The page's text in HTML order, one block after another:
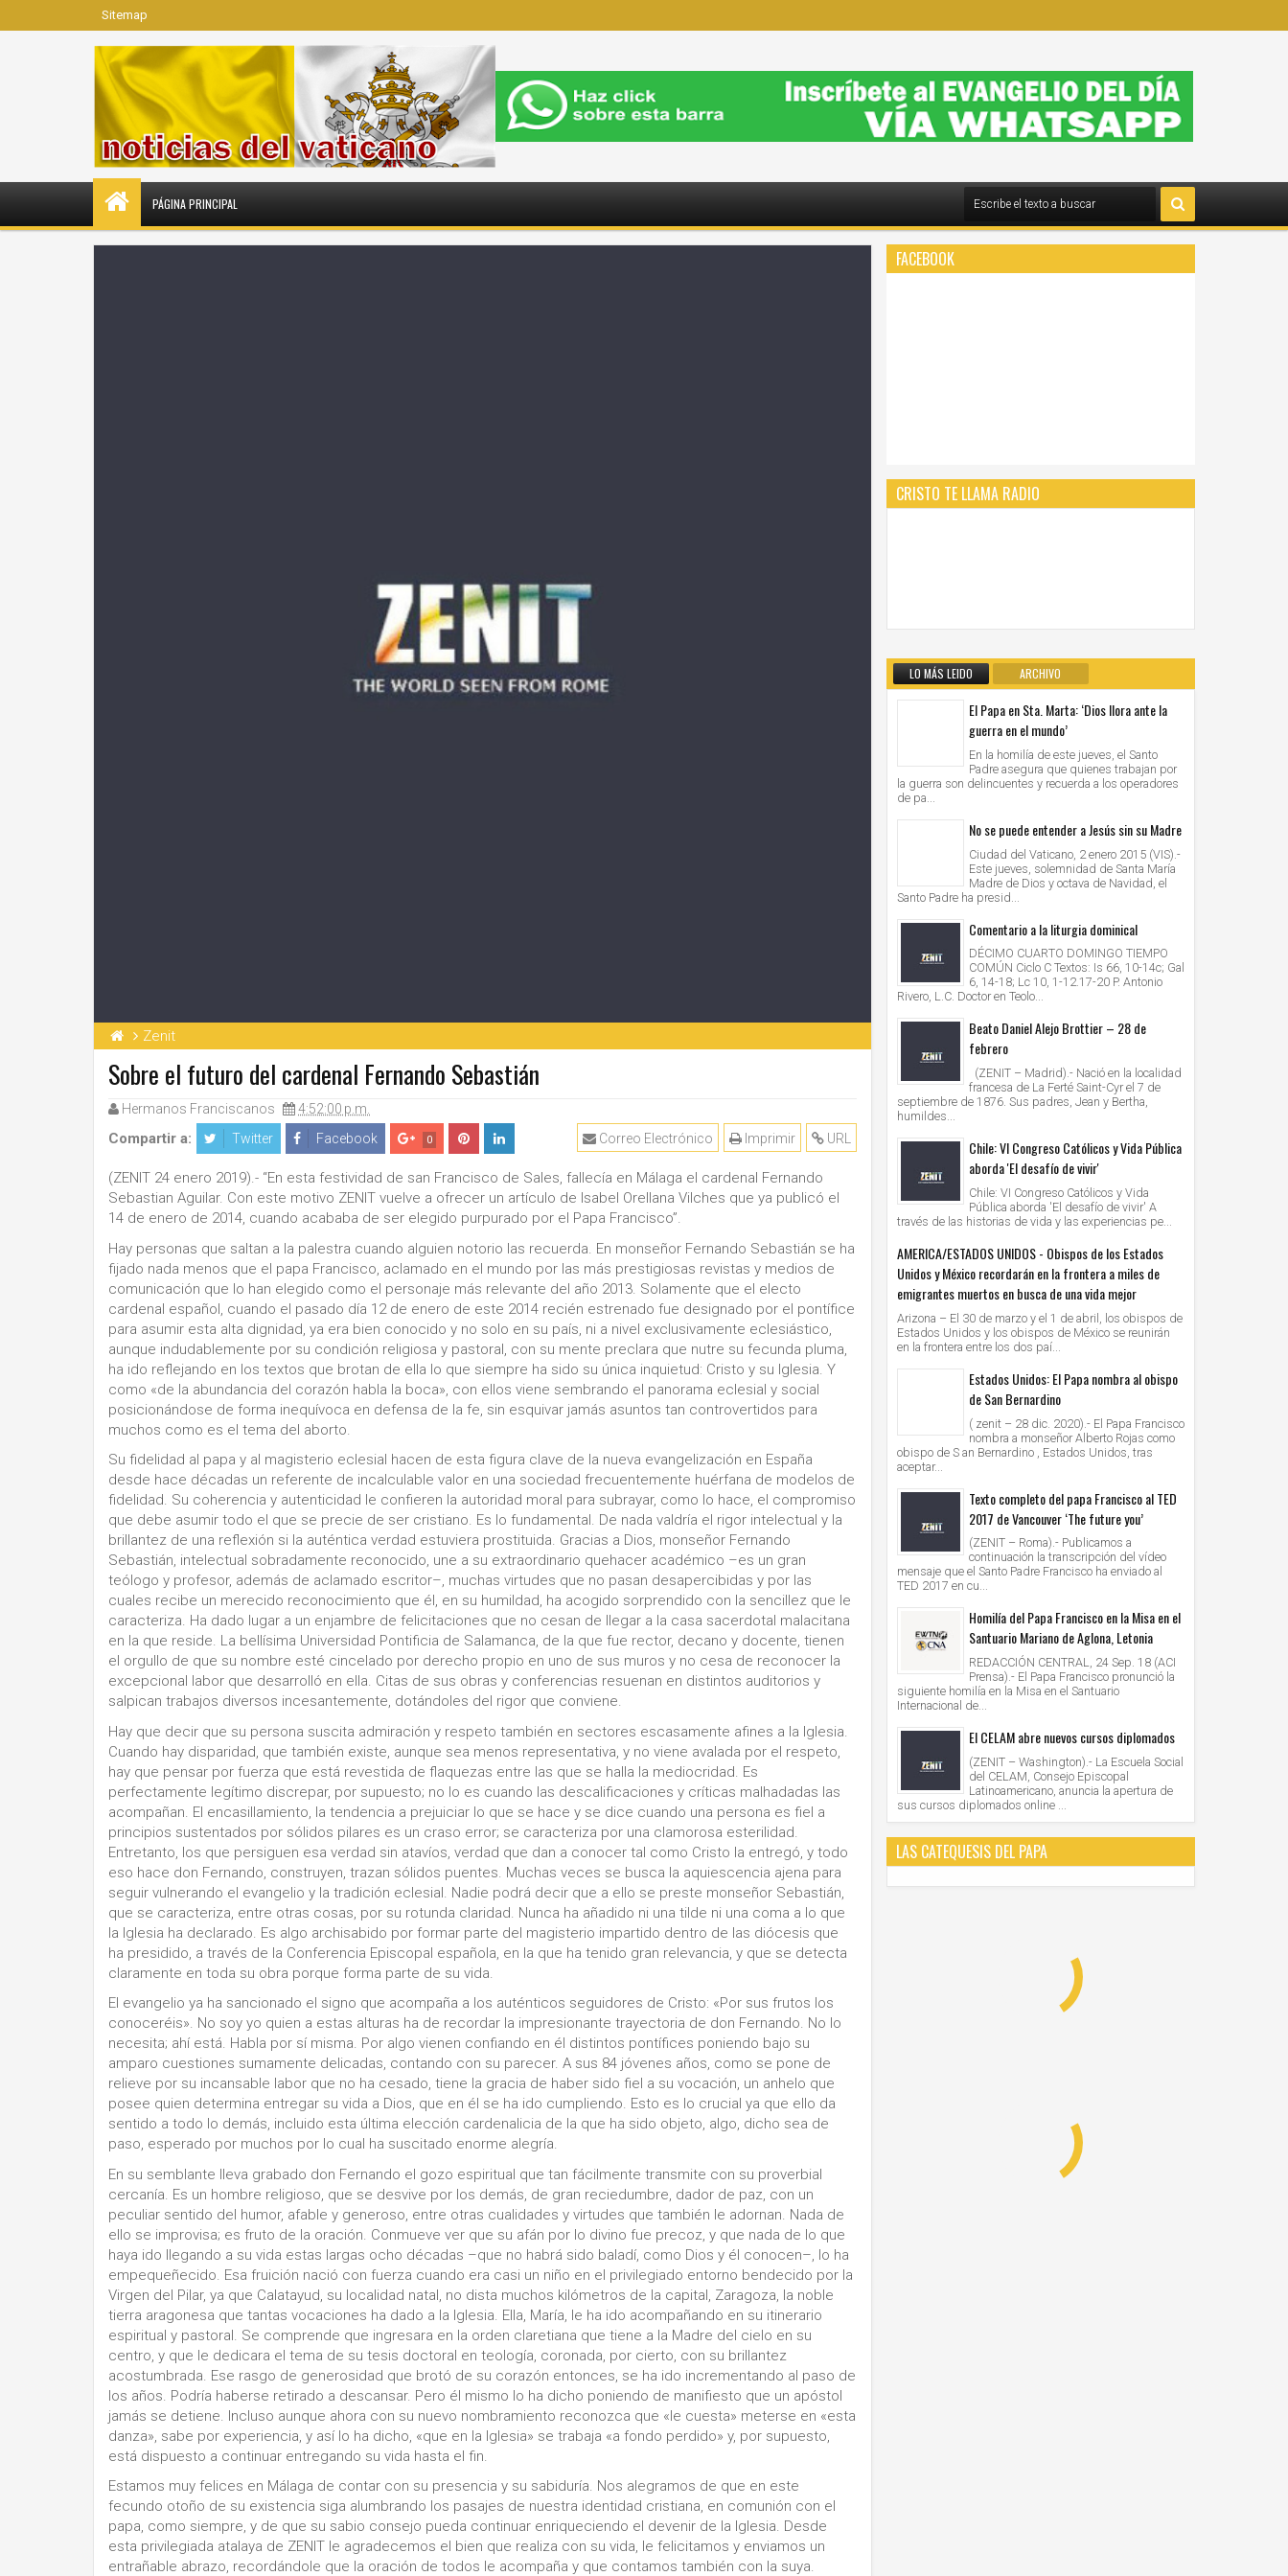
Sitemap
PÁGINA PRINCIPAL
Zenit
Sobre el futuro del cardenal Fernando Sebastián
Hermanos Franciscanos 4:52:00 p.m.
Compartir a: Twitter Facebook 0 URL
Imprimir
Correo Electrónico
(ZENIT 24 enero 2019).- “En esta festividad de san Francisco de Sales, fallecía en Málaga el cardenal Fernando
Sebastian Aguilar. Con este motivo ZENIT vuelve a ofrecer un artículo de Isabel Orellana Vilches que ya publicó el
14 de enero de 2014, cuando acababa de ser elegido purpurado por el Papa Francisco”.
Hay personas que saltan a la palestra cuando alguien notorio las recuerda. En monseñor Fernando Sebastián se ha
fijado nada menos que el papa Francisco, aclamado en el mundo por las más prestigiosas revistas y medios de
comunicación que lo han elegido como el personaje más relevante del año 2013. Solamente que el electo
cardenal español, cuando el pasado día 12 de enero de este 2014 recién estrenado fue designado por el pontífice
para asumir esta alta dignidad, ya era bien conocido y no solo en su país, ni a nivel exclusivamente eclesiástico,
aunque indudablemente por su condición religiosa y pastoral, con su mente preclara que nutre su fecunda pluma,
ha ido reflejando en los textos que brotan de ella lo que siempre ha sido su única inquietud: Cristo y su Iglesia. Y
como «de la abundancia del corazón habla la boca», con ellos viene sembrando el panorama eclesial y social
posicionándose de forma inequívoca en defensa de la fe, sin esquivar jamás asuntos tan controvertidos para
muchos como es el tema del aborto.
Su fidelidad al papa y al magisterio eclesial hacen de esta figura clave de la nueva evangelización en España
desde hace décadas un referente de incalculable valor en una sociedad frecuentemente huérfana de modelos de
fidelidad. Su coherencia y autenticidad le confieren la autoridad moral para subrayar, como lo hace, el compromiso
que debe asumir todo el que se precie de ser cristiano. Es lo fundamental. De nada valdría el rigor intelectual y la
brillantez de una reflexión si la auténtica verdad estuviera prostituida. Gracias a Dios, monseñor Fernando
Sebastián, intelectual sobradamente reconocido, une a su extraordinario quehacer académico –es un gran
teólogo y profesor, además de aclamado escritor–, muchas virtudes que no pasan desapercibidas y por las
cuales recibe un merecido reconocimiento que él, en su humildad, ha acogido sorprendido con la sencillez que le
caracteriza. Ha dado lugar a un enjambre de felicitaciones que no cesan de llegar a la casa sacerdotal malacitana
en la que reside. La bellísima Universidad Pontificia de Salamanca, de la que fue rector, decano y docente, tienen
el orgullo de que su nombre esté cincelado por derecho propio en uno de sus muros y no cesa de reconocer la
excepcional labor que desarrolló en ella. Citas de sus obras y conferencias resuenan en distintos auditorios y
salpican trabajos diversos incesantemente, dotándoles del rigor que conviene.
Hay que decir que su persona suscita admiración y respeto también en sectores escasamente afines a la Iglesia.
Cuando hay disparidad, que también existe, aunque sea menos representativa, y no viene avalada por el respeto,
hay que pensar por fuerza que está revestida de flaquezas entre las que se halla la mediocridad. Es
perfectamente legítimo discrepar, por supuesto; no lo es cuando las descalificaciones y críticas malhadadas las
acompañan. El encasillamiento, la tendencia a prejuiciar lo que se hace y se dice cuando una persona es fiel a
principios sustentados por sólidos pilares es un craso error; se caracteriza por una clamorosa esterilidad.
Entretanto, los que persiguen esa verdad sin atavíos, verdad que dan a conocer tal como Cristo la entregó, y todo
eso hace don Fernando, construyen, trazan sólidos puentes. Muchas veces se busca la aquiescencia ajena para
seguir vulnerando el evangelio y la tradición eclesial. Nadie podrá decir que a ello se preste monseñor Sebastián,
que se caracteriza, entre otras cosas, por su rotunda claridad. Nunca ha añadido ni una tilde ni una coma a lo que
la Iglesia ha declarado. Es algo archisabido por formar parte del magisterio impartido dentro de las diócesis que
ha presidido, a través de la Conferencia Episcopal española, en la que ha tenido gran relevancia, y que se detecta
claramente en toda su obra porque forma parte de su vida.
El evangelio ya ha sancionado el signo que acompaña a los auténticos seguidores de Cristo: «Por sus frutos los
conoceréis». No soy yo quien a estas alturas ha de recordar la impresionante trayectoria de don Fernando. No lo
necesita; ahí está. Habla por sí misma. Por algo vienen confiando en él distintos pontífices poniendo bajo su
amparo cuestiones sumamente delicadas, contando con su parecer. A sus 84 jóvenes años, como se pone de
relieve por su incansable labor que no ha cesado, tiene la gracia de haber sido fiel a su vocación, un anhelo que
posee quien determina entregar su vida a Dios, que en él se ha ido cumpliendo. Esto es lo crucial ya que ello da
sentido a todo lo demás, incluido esta última elección cardenalicia de la que ha sido objeto, algo, dicho sea de
paso, esperado por muchos por lo cual ha suscitado enorme alegría.
En su semblante lleva grabado don Fernando el gozo espiritual que tan fácilmente transmite con su proverbial
cercanía. Es un hombre religioso, que se desvive por los demás, de gran reciedumbre, dador de paz, con un
peculiar sentido del humor, afable y generoso, entre otras cualidades y virtudes que también le adornan. Nada de
ello se improvisa; es fruto de la oración. Conmueve ver que su afán por lo divino fue precoz, y que nada de lo que
haya ido llegando a su vida estas largas ocho décadas –que no habrá sido baladí, como Dios y él conocen–, lo ha
empequeñecido. Esa fruición nació con fuerza cuando era casi un niño en el privilegiado entorno bendecido por la
Virgen del Pilar, ya que Calatayud, su localidad natal, no dista muchos kilómetros de la capital, Zaragoza, la noble
tierra aragonesa que tantas vocaciones ha dado a la Iglesia. Ella, María, le ha ido acompañando en su itinerario
espiritual y pastoral. Se comprende que ingresara en la orden claretiana que tiene a la Madre del cielo en su
centro, y que le dedicara el tema de su tesis doctoral en teología, coronada, por cierto, con su brillantez
acostumbrada. Ese rasgo de generosidad que brotó de su corazón entonces, se ha ido incrementando al paso de
los años. Podría haberse retirado a descansar. Pero él mismo lo ha dicho poniendo de manifiesto que un apóstol
jamás se detiene. Incluso aunque ahora con su nuevo nombramiento reconozca que «le cuesta» meterse en «esta
danza», sabe por experiencia, y así lo ha dicho, «que en la Iglesia» se trabaja «a fondo perdido» y, por supuesto,
está dispuesto a continuar entregando su vida hasta el fin.
Estamos muy felices en Málaga de contar con su presencia y su sabiduría. Nos alegramos de que en este
fecundo otoño de su existencia siga alumbrando los pasajes de nuestra identidad cristiana, en comunión con el
papa, como siempre, y de que su sabio consejo pueda continuar enriqueciendo el devenir de la Iglesia. Desde
esta privilegiada atalaya de ZENIT le agradecemos el bien que realiza con su vida, le felicitamos y enviamos un
entrañable abrazo, recordándole que la oración de todos le acompaña y que contamos también con la suya.
FACEBOOK
CRISTO TE LLAMA RADIO
LO MÁS LEIDO ARCHIVO
El Papa en Sta. Marta: ‘Dios llora ante la
guerra en el mundo’
En la homilía de este jueves, el Santo
Padre asegura que quienes trabajan por
la guerra son delincuentes y recuerda a los operadores
de pa...
No se puede entender a Jesús sin su Madre
Ciudad del Vaticano, 2 enero 2015 (VIS).-
Este jueves, solemnidad de Santa María
Madre de Dios y octava de Navidad, el
Santo Padre ha presid...
Comentario a la liturgia dominical
DÉCIMO CUARTO DOMINGO TIEMPO
COMÚN Ciclo C Textos: Is 66, 10-14c; Gal
6, 14-18; Lc 10, 1-12.17-20 P. Antonio
Rivero, L.C. Doctor en Teolo...
Beato Daniel Alejo Brottier – 28 de
febrero
(ZENIT – Madrid).- Nació en la localidad
francesa de La Ferté Saint-Cyr el 7 de
septiembre de 1876. Sus padres, Jean y Bertha,
humildes...
Chile: VI Congreso Católicos y Vida Pública
aborda 'El desafío de vivir'
Chile: VI Congreso Católicos y Vida
Pública aborda 'El desafío de vivir' A
través de las historias de vida y las experiencias pe...
AMERICA/ESTADOS UNIDOS - Obispos de los Estados
Unidos y México recordarán en la frontera a miles de
emigrantes muertos en busca de una vida mejor
Arizona – El 30 de marzo y el 1 de abril, los obispos de
Estados Unidos y los obispos de México se reunirán
en la frontera entre los dos paí...
Estados Unidos: El Papa nombra al obispo
de San Bernardino
( zenit – 28 dic. 2020).- El Papa Francisco
nombra a monseñor Alberto Rojas como
obispo de S an Bernardino , Estados Unidos, tras
aceptar...
Texto completo del papa Francisco al TED
2017 de Vancouver ‘The future you’
(ZENIT – Roma).- Publicamos a
continuación la transcripción del vídeo
mensaje que el Santo Padre Francisco ha enviado al
TED 2017 en cu...
Homilía del Papa Francisco en la Misa en el
Santuario Mariano de Aglona, Letonia
REDACCIÓN CENTRAL, 24 Sep. 18 (ACI
Prensa).- El Papa Francisco pronunció la
siguiente homilía en la Misa en el Santuario
Internacional de...
El CELAM abre nuevos cursos diplomados
(ZENIT – Washington).- La Escuela Social
del CELAM, Consejo Episcopal
Latinoamericano, anuncia la apertura de
sus cursos diplomados online ...
LAS CATEQUESIS DEL PAPA